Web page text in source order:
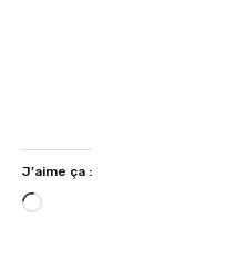
J’aime ça :
C